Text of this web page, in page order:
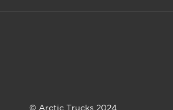
© Arctic Trucks 2024